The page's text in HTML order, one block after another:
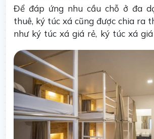
Để đáp ứng nhu cầu chỗ ở đa
thuê, ký túc xá cũng được chia ra
như ký túc xá giá rẻ, ký túc xá giá